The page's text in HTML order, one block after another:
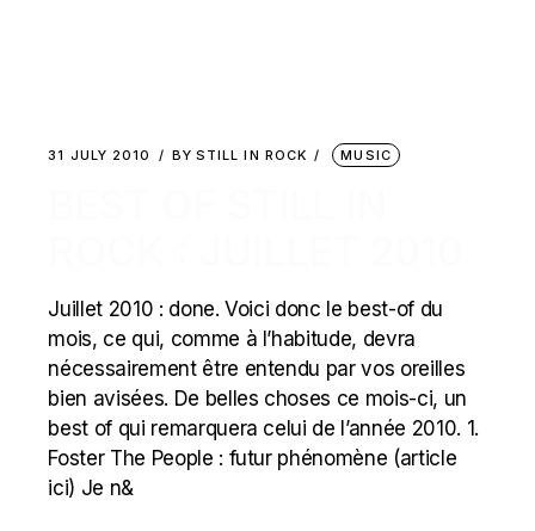
31 JULY 2010 BY STILL IN ROCK MUSIC
Juillet 2010 : done. Voici donc le best-of du
mois, ce qui, comme à l’habitude, devra
nécessairement être entendu par vos oreilles
bien avisées. De belles choses ce mois-ci, un
best of qui remarquera celui de l’année 2010. 1.
Foster The People : futur phénomène (article
ici) Je n&